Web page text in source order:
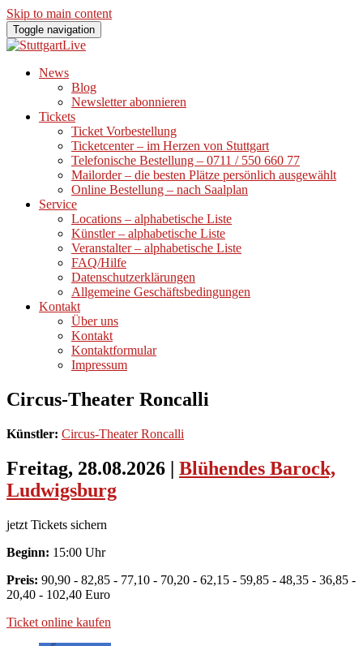
Skip to main content
Toggle navigation
News
Blog
Newsletter abonnieren
Tickets
Ticket Vorbestellung
Ticketcenter – im Herzen von Stuttgart
Telefonische Bestellung – 0711 / 550 660 77
Mailorder – die besten Plätze persönlich ausgewählt
Online Bestellung – nach Saalplan
Service
Locations – alphabetische Liste
Künstler – alphabetische Liste
Veranstalter – alphabetische Liste
FAQ/Hilfe
Datenschutzerklärungen
Allgemeine Geschäftsbedingungen
Kontakt
Über uns
Kontakt
Kontaktformular
Impressum
Circus-Theater Roncalli
Künstler: Circus-Theater Roncalli
Freitag, 28.08.2026 | Blühendes Barock,
Ludwigsburg
jetzt Tickets sichern
Beginn: 15:00 Uhr
Preis: 90,90 - 82,85 - 77,10 - 70,20 - 62,15 - 59,85 - 48,35 - 36,85 -
20,40 - 102,40 Euro
Ticket online kaufen